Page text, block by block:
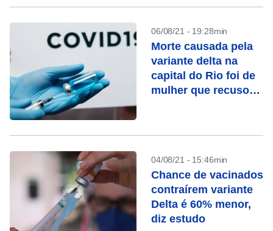
06/08/21 - 19:28min
Morte causada pela
variante delta na
capital do Rio foi de
mulher que recusou
04/08/21 - 15:46min
Chance de vacinados
contraírem variante
Delta é 60% menor,
diz estudo